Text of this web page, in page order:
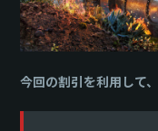
今回の割引を利用して